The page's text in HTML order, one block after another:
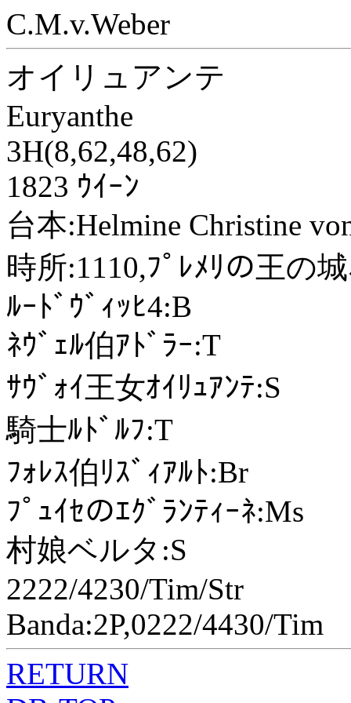
C.M.v.Weber
オイリュアンテ
Euryanthe
3H(8,62,48,62)
1823 ｳｲｰﾝ
台本:Helmine Christine
時所:1110,ﾌﾟﾚﾒﾘの王の
ﾙｰﾄﾞｳﾞｨｯﾋ4:B
ﾈｳﾞｪﾙ伯ｱﾄﾞﾗｰ:T
ｻｳﾞｫｲ王女ｵｲﾘｭｱﾝﾃ:S
騎士ﾙﾄﾞﾙﾌ:T
ﾌｫﾚｽ伯ﾘｽﾞｨｱﾙﾄ:Br
ﾌﾟｭｲｾのｴｸﾞﾗﾝﾃｨｰﾈ:Ms
村娘ベルタ:S
2222/4230/Tim/Str
Banda:2P,0222/4430/Tim
RETURN